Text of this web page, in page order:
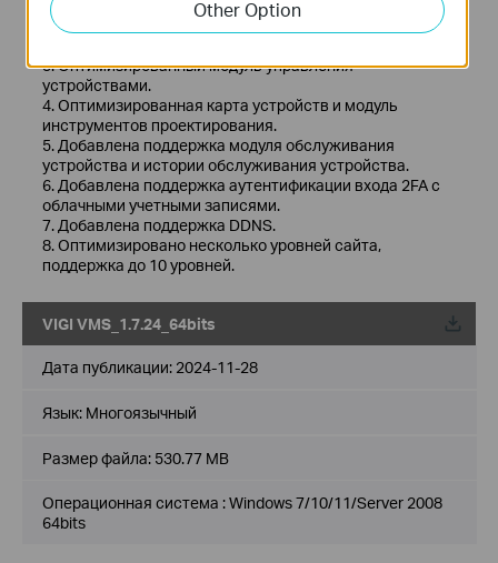
1. Оптимизированный модуль воспроизведения.
2. Добавлена ​​поддержка пользовательских
3. Оптимизированный модуль управления
устройствами.
4. Оптимизированная карта устройств и модуль
инструментов проектирования.
5. Добавлена ​​поддержка модуля обслуживания
устройства и истории обслуживания устройства.
6. Добавлена ​​поддержка аутентификации входа 2FA с
облачными учетными записями.
7. Добавлена ​​поддержка DDNS.
8. Оптимизировано несколько уровней сайта,
поддержка до 10 уровней.
VIGI VMS_1.7.24_64bits
Дата публикации: 2024-11-28
Язык: Многоязычный
Размер файла: 530.77 MB
Операционная система : Windows 7/10/11/Server 2008
64bits
Other Option